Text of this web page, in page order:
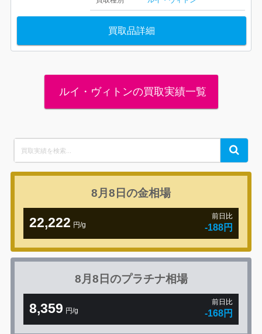
買取品詳細
ルイ・ヴィトンの買取実績一覧
for:
Search
8月8日の金相場
22,222 円/g
前日比
-188円
8月8日のプラチナ相場
8,359 円/g
前日比
-168円